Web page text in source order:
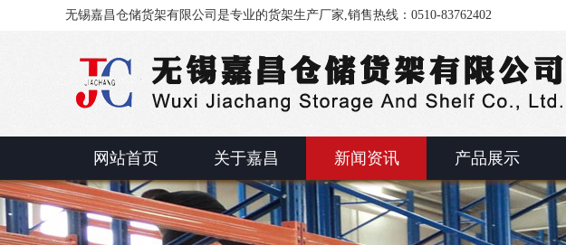
无锡嘉昌仓储货架有限公司是专业的货架生产厂家,销售热线：0510-83762402
网站首页 关于嘉昌 新闻资讯 产品展示